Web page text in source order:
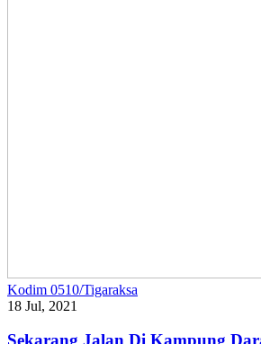
Kodim 0510/Tigaraksa
18 Jul, 2021
Sekarang Jalan Di Kampung